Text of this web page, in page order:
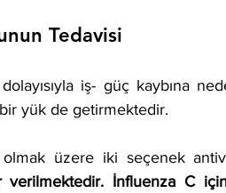
Tedavisi
iş- güç kaybına
yük de getirmektedir.